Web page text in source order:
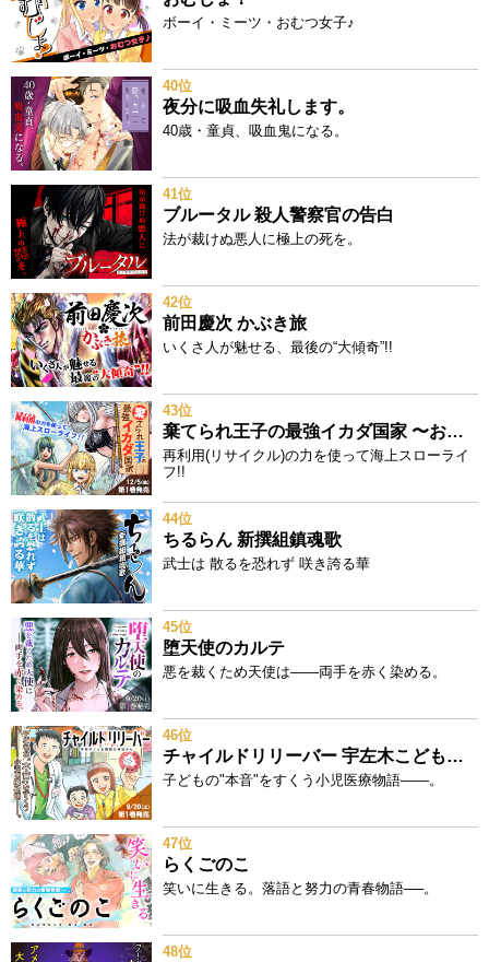
ボーイ・ミーツ・おむつ女子♪
40位
夜分に吸血失礼します。
40歳・童貞、吸血鬼になる。
41位
ブルータル 殺人警察官の告白
法が裁けぬ悪人に極上の死を。
42位
前田慶次 かぶき旅
いくさ人が魅せる、最後の“大傾奇”!!
43位
棄てられ王子の最強イカダ国家 〜お前はゴミだと追放されたので、無駄スキル【リサイクル】を使ってゴミ扱いされたモノたちで海上都市を築きます〜
再利用(リサイクル)の力を使って海上スローライ
フ!!
44位
ちるらん 新撰組鎮魂歌
武士は 散るを恐れず 咲き誇る華
45位
堕天使のカルテ
悪を裁くため天使は——両手を赤く染める。
46位
チャイルドリリーバー 宇左木こども病院の時田さん
子どもの"本音"をすくう小児医療物語——。
47位
らくごのこ
笑いに生きる。落語と努力の青春物語──。
48位